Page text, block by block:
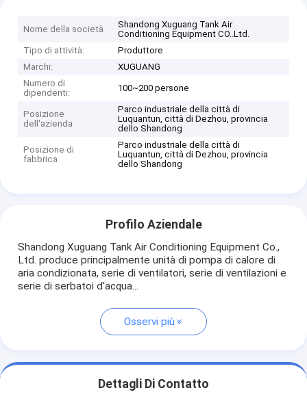
Nome della società
Shandong Xuguang Tank Air
Conditioning Equipment CO..Ltd.
Tipo di attività:
Produttore
Marchi:
XUGUANG
Numero di
dipendenti:
100~200 persone
Posizione
dell'azienda
Parco industriale della città di
Luquantun, città di Dezhou, provincia
dello Shandong
Posizione di
fabbrica
Parco industriale della città di
Luquantun, città di Dezhou, provincia
dello Shandong
Profilo Aziendale
Shandong Xuguang Tank Air Conditioning Equipment Co.,
Ltd. produce principalmente unità di pompa di calore di
aria condizionata, serie di ventilatori, serie di ventilazioni e
serie di serbatoi d'acqua...
Osservi più
Dettagli Di Contatto